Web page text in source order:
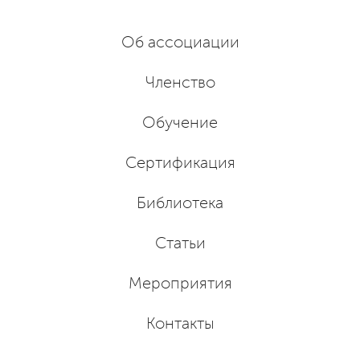
Об ассоциации
Членство
Обучение
Сертификация
Библиотека
Статьи
Мероприятия
Контакты